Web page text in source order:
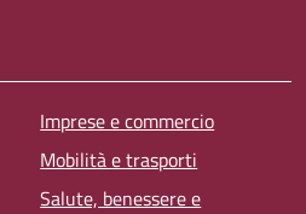
Imprese e commercio
Mobilità e trasporti
Salute, benessere e